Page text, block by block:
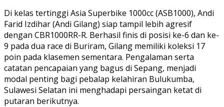
Di kelas tertinggi Asia Superbike 1000cc (ASB1000), Andi
Farid Izdihar (Andi Gilang) siap tampil lebih agresif
dengan CBR1000RR-R. Berhasil finis di posisi ke-6 dan ke-
9 pada dua race di Buriram, Gilang memiliki koleksi 17
poin pada klasemen sementara. Pengalaman serta
catatan pencapaian yang bagus di Sepang, menjadi
modal penting bagi pebalap kelahiran Bulukumba,
Sulawesi Selatan ini menghadapi persaingan ketat di
putaran berikutnya.